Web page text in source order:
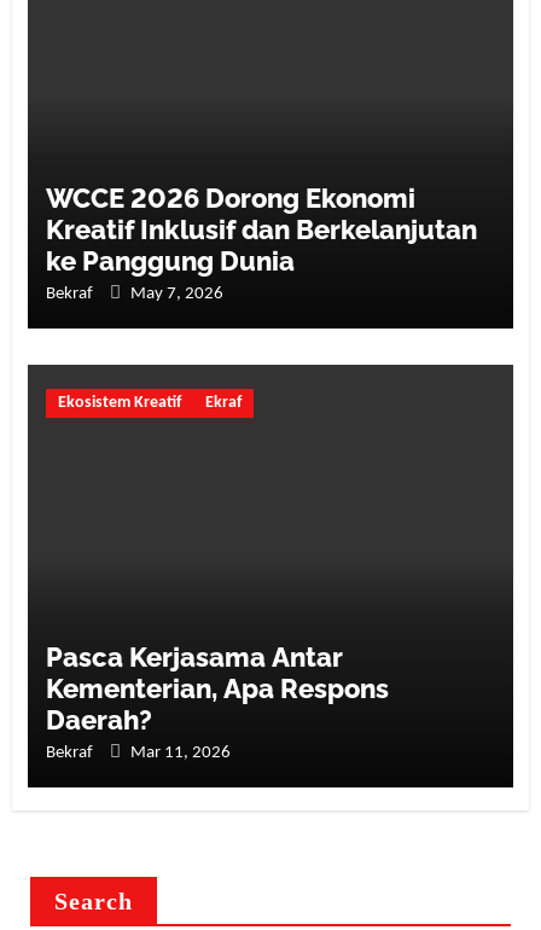
WCCE 2026 Dorong Ekonomi
Kreatif Inklusif dan Berkelanjutan
ke Panggung Dunia
Bekraf May 7, 2026
Ekosistem Kreatif Ekraf
Pasca Kerjasama Antar
Kementerian, Apa Respons
Daerah?
Bekraf Mar 11, 2026
Search